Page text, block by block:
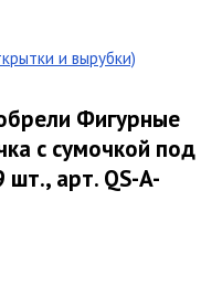
и вырубки)
Фигурные
с сумочкой под
арт. QS-A-